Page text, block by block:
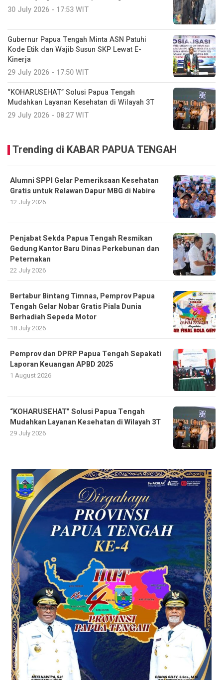
30 July 2026 - 17:53 WIT
Gubernur Papua Tengah Minta ASN Patuhi
Kode Etik dan Wajib Susun SKP Lewat E-
Kinerja
29 July 2026 - 17:50 WIT
“KOHARUSEHAT” Solusi Papua Tengah
Mudahkan Layanan Kesehatan di Wilayah 3T
29 July 2026 - 08:27 WIT
Trending di KABAR PAPUA TENGAH
Alumni SPPI Gelar Pemeriksaan Kesehatan
Gratis untuk Relawan Dapur MBG di Nabire
12 July 2026
Penjabat Sekda Papua Tengah Resmikan
Gedung Kantor Baru Dinas Perkebunan dan
Peternakan
22 July 2026
Bertabur Bintang Timnas, Pemprov Papua
Tengah Gelar Nobar Gratis Piala Dunia
Berhadiah Sepeda Motor
18 July 2026
Pemprov dan DPRP Papua Tengah Sepakati
Laporan Keuangan APBD 2025
1 August 2026
“KOHARUSEHAT” Solusi Papua Tengah
Mudahkan Layanan Kesehatan di Wilayah 3T
29 July 2026